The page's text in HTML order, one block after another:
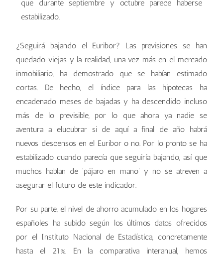
que durante septiembre y octubre parece haberse
estabilizado.
¿Seguirá bajando el Euribor? Las previsiones se han
quedado viejas y la realidad, una vez más en el mercado
inmobiliario, ha demostrado que se habían estimado
cortas. De hecho, el índice para las hipotecas ha
encadenado meses de bajadas y ha descendido incluso
más de lo previsible, por lo que ahora ya nadie se
aventura a elucubrar si de aquí a final de año habrá
nuevos descensos en el Euribor o no. Por lo pronto se ha
estabilizado cuando parecía que seguiría bajando, así que
muchos hablan de 'pájaro en mano' y no se atreven a
asegurar el futuro de este indicador.
Por su parte, el nivel de ahorro acumulado en los hogares
españoles ha subido según los últimos datos ofrecidos
por el Instituto Nacional de Estadística, concretamente
hasta el 21%. En la comparativa interanual, hemos